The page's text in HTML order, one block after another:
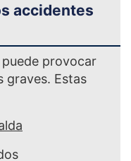
accidentes
provocar
graves. Estas